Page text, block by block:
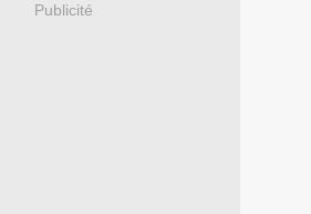
Publicité